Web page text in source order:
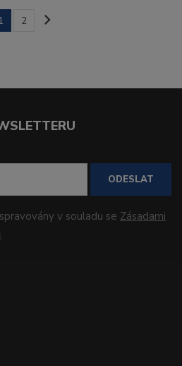
2
ODESLAT
v souladu se Zásadami
.